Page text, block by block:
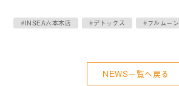
#INSEA六本木店 #デトックス #フルムーン
NEWS一覧へ戻る